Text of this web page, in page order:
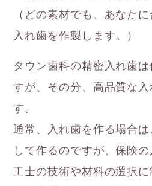
（どの素材でも、あなた
入れ歯を作製します。）
タウン歯科の精密入れ歯
すが、その分、高品質な
す。
通常、入れ歯を作る場合
して作るのですが、保険
工士の技術や材料の選択に